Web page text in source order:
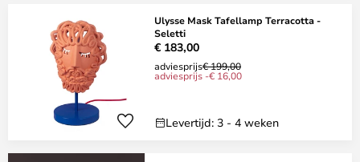
Ulysse Mask Tafellamp Terracotta -
Seletti
€ 183,00
adviesprijs€ 199,00
adviesprijs -€ 16,00
Levertijd: 3 - 4 weken